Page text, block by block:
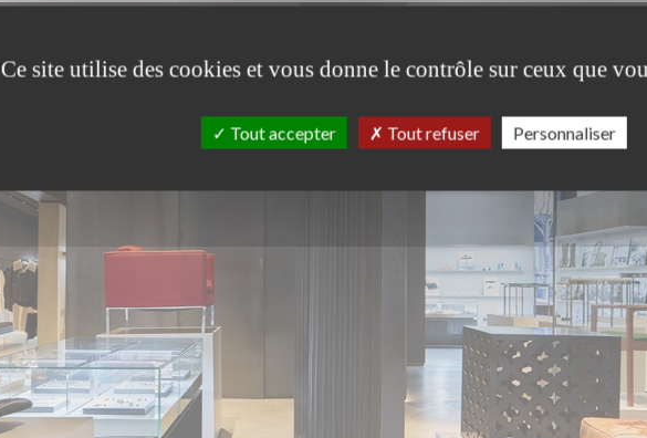
Ce site utilise des cookies et vous donne le contrôle sur ceux que
Tout accepter Tout refuser Personnaliser